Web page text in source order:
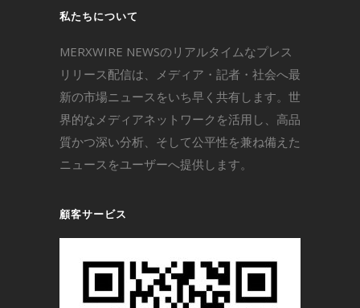
私たちについて
MERXWIRE NEWSのリアルタイムなプレス
リリース配信は、メディア・記者・社会へ最
新の市場ニュースをいち早く共有します。世
界的なメディアネットワークを活用し、高品
質かつ深い分析、そして公平性を兼ね備えた
ニュースをユーザーへ提供します。
顧客サービス